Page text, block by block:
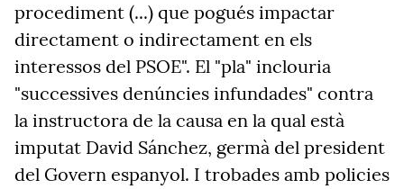
procediment (...) que pogués impactar
directament o indirectament en els
interessos del PSOE". El "pla" inclouria
"successives denúncies infundades" contra
la instructora de la causa en la qual està
imputat David Sánchez, germà del president
del Govern espanyol. I trobades amb policies